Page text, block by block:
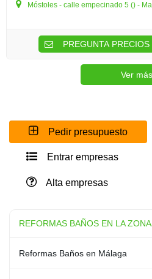
Móstoles - calle empecinado 5 () -
PREGUNTA
Ver más
Pedir presupuesto
Entrar empresas
Alta empresas
REFORMAS BAÑOS EN LA
Reformas Baños en Málaga